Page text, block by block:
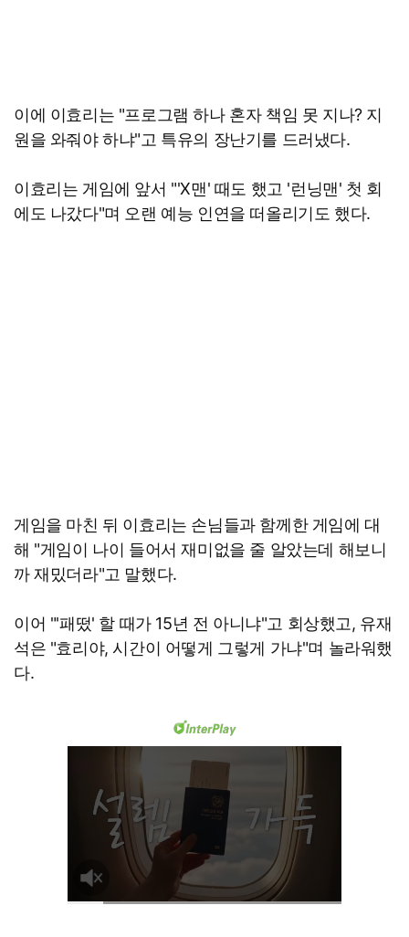
이에 이효리는 "프로그램 하나 혼자 책임 못 지나? 지
원을 와줘야 하냐"고 특유의 장난기를 드러냈다.
이효리는 게임에 앞서 "'X맨' 때도 했고 '런닝맨' 첫 회
에도 나갔다"며 오랜 예능 인연을 떠올리기도 했다.
게임을 마친 뒤 이효리는 손님들과 함께한 게임에 대
해 "게임이 나이 들어서 재미없을 줄 알았는데 해보니
까 재밌더라"고 말했다.
이어 "'패떴' 할 때가 15년 전 아니냐"고 회상했고, 유재
석은 "효리야, 시간이 어떻게 그렇게 가냐"며 놀라워했
다.